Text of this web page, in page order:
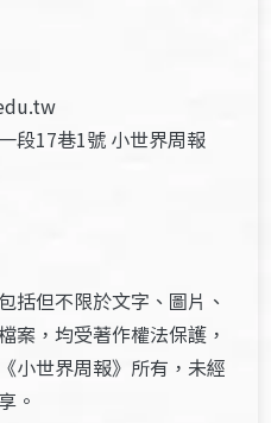
段17巷1號 小世界周報
括但不限於文字、圖片、
案，均受著作權法保護，
小世界周報》所有，未經
。